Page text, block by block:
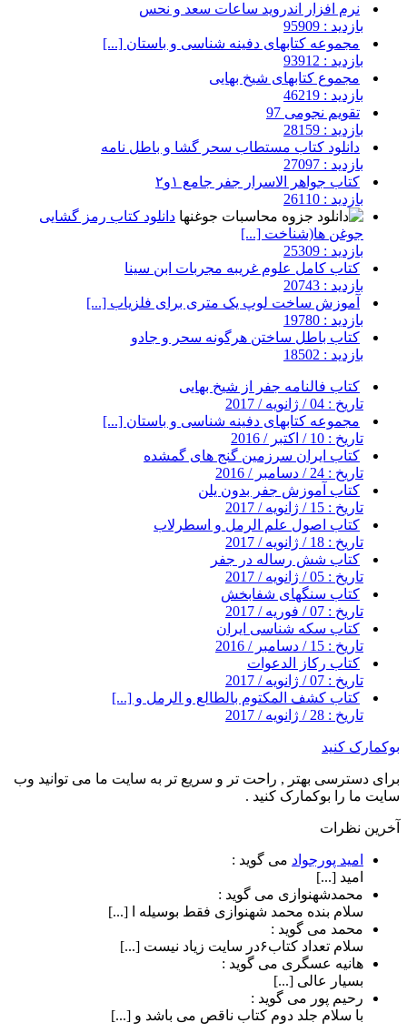
نرم افزار اندروید ساعات سعد و نحس
بازدید : 95909
مجموعه کتابهای دفینه شناسی و باستان [...]
بازدید : 93912
مجموع کتابهای شیخ بهایی
بازدید : 46219
تقویم نجومی 97
بازدید : 28159
دانلود کتاب مستطاب سحر گشا و باطل نامه
بازدید : 27097
کتاب جواهر الاسرار جفر جامع ۱و۲
بازدید : 26110
دانلود کتاب رمز گشایی
جوغن ها(شناخت [...]
بازدید : 25309
کتاب کامل علوم غریبه مجربات ابن سینا
بازدید : 20743
آموزش ساخت لوپ یک متری برای فلزیاب [...]
بازدید : 19780
کتاب باطل ساختن هرگونه سحر و جادو
بازدید : 18502
کتاب فالنامه جفر از شیخ بهایی
تاریخ : 04 / ژانویه / 2017
مجموعه کتابهای دفینه شناسی و باستان [...]
تاریخ : 10 / اکتبر / 2016
کتاب ایران سرزمین گنج های گمشده
تاریخ : 24 / دسامبر / 2016
کتاب آموزش جفر بدون یلن
تاریخ : 15 / ژانویه / 2017
کتاب اصول علم الرمل و اسطرلاب
تاریخ : 18 / ژانویه / 2017
کتاب شش رساله در جفر
تاریخ : 05 / ژانویه / 2017
کتاب سنگهای شفابخش
تاریخ : 07 / فوریه / 2017
کتاب سکه شناسی ایران
تاریخ : 15 / دسامبر / 2016
کتاب رکاز الدعوات
تاریخ : 07 / ژانویه / 2017
کتاب کشف المکتوم بالطالع و الرمل و [...]
تاریخ : 28 / ژانویه / 2017
بوکمارک کنید
برای دسترسی بهتر , راحت تر و سریع تر به سایت ما می توانید وب
سایت ما را بوکمارک کنید .
آخرین نظرات
امید پورجواد می گوید :
امید [...]
محمدشهنوازی می گوید :
سلام بنده محمد شهنوازی فقط بوسیله ا [...]
محمد می گوید :
سلام تعداد کتاب۶در سایت زیاد نیست [...]
هانیه عسگری می گوید :
بسیار عالی [...]
رحیم پور می گوید :
با سلام جلد دوم کتاب ناقص می باشد و [...]